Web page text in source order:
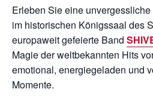
Erleben Sie eine
im historischen Königssaal des
europaweit gefeierte Band
Magie der weltbekannten Hits
emotional, energiegeladen und
Momente.